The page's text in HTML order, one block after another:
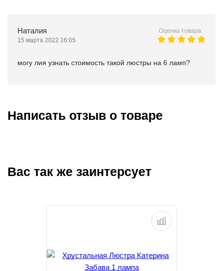
Наталия
15 марта 2022 16:05
Оценка товара:
могу лия узнать стоимость такой люстры на 6 ламп?
Написать отзыв о товаре
Вас так же заинтерсует